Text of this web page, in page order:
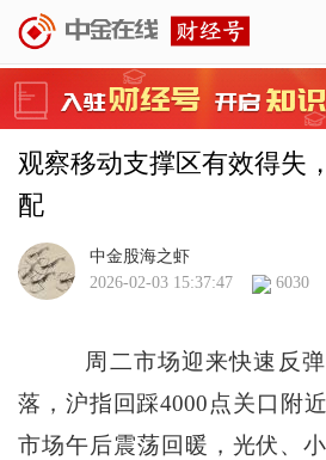
观察移动支撑区有效得失
配
中金股海之虾
2026-02-03 15:37:47
6030
周二市场迎来快速反弹
落，沪指回踩4000点关口附
市场午后震荡回暖，光伏、